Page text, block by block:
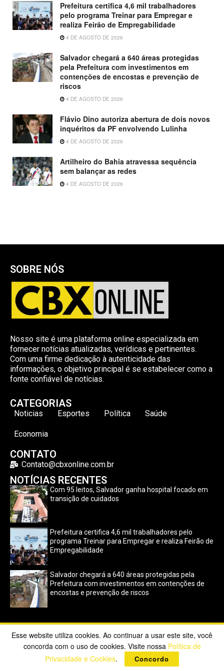
Prefeitura certifica 4,6 mil trabalhadores
pelo programa Treinar para Empregar e
realiza Feirão de Empregabilidade
4 DE AGOSTO DE 2026
Salvador chegará a 640 áreas protegidas
pela Prefeitura com investimentos em
contenções de encostas e prevenção de
riscos
4 DE AGOSTO DE 2026
Flávio Dino autoriza abertura de dois novos
inquéritos da PF envolvendo Lulinha
4 DE AGOSTO DE 2026
Artilheiro do Bahia atravessa sequência
sem balançar as redes
4 DE AGOSTO DE 2026
SOBRE NÓS
Nosso site é uma plataforma online especializada em
fornecer notícias atualizadas, verídicas e pertinentes.
Com uma firme dedicação à autenticidade das
informações, o objetivo principal é se estabelecer como a
fonte confiável de notícias.
CATEGORIAS
Noticias Esportes Política Saúde
Economia
CONTATO
Contato@cbxonline.com.br
NOTÍCIAS RECENTES
Com 95 leitos, Salvador ganha hospital focado em
transição de cuidados
Prefeitura certifica 4,6 mil trabalhadores pelo
programa Treinar para Empregar e realiza Feirão de
Empregabilidade
Salvador chegará a 640 áreas protegidas pela
Prefeitura com investimentos em contenções de
encostas e prevenção de riscos
Copyright ©2023 CBX Online. Todos os direitos reservados |
Desenvolvido porPoppy Sites.
Esse website utiliza cookies. Ao continuar a usar este site, você
concorda com o uso de cookies. Visite nossa Política de
Privacidade e Cookies. Concordo